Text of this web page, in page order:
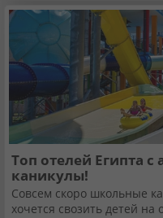
Топ отелей Египта
каникулы!
Совсем скоро школьные
хочется свозить детей